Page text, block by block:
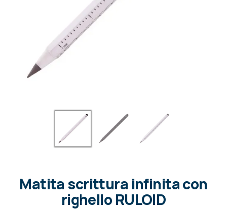
Matita scrittura infinita con
righello RULOID